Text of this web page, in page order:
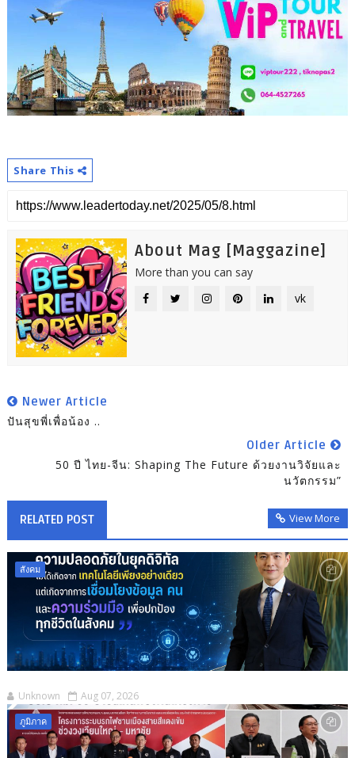
Share This
About Mag [Maggazine]
More than you can say
vk
Newer Article
ปันสุขพี่เพื่อน้อง ..
Older Article
50 ปี ไทย-จีน: Shaping The Future ด้วยงานวิจัยและ
นวัตกรรม”
RELATED POST View More
สังคม
Unknown Aug 07, 2026
ภูมิภาค